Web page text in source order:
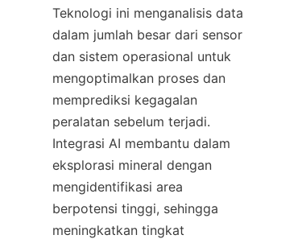
Teknologi ini menganalisis data
dalam jumlah besar dari sensor
dan sistem operasional untuk
mengoptimalkan proses dan
memprediksi kegagalan
peralatan sebelum terjadi.
Integrasi AI membantu dalam
eksplorasi mineral dengan
mengidentifikasi area
berpotensi tinggi, sehingga
meningkatkan tingkat